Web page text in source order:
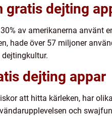
gratis dejting
av amerikanerna
hade över 57 miljoner
dejting appar
att hitta kärleken, har
och